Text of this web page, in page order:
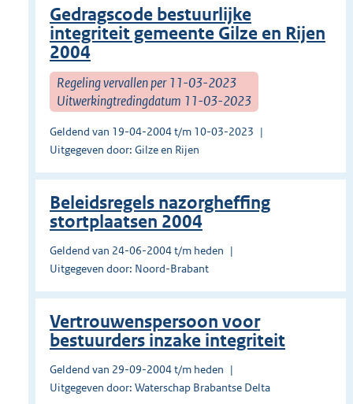
Gedragscode bestuurlijke
integriteit gemeente Gilze en Rijen
2004
Regeling vervallen per 11-03-2023
Uitwerkingtredingdatum 11-03-2023
Geldend van 19-04-2004 t/m 10-03-2023
Uitgegeven door: Gilze en Rijen
Beleidsregels nazorgheffing
stortplaatsen 2004
Geldend van 24-06-2004 t/m heden
Uitgegeven door: Noord-Brabant
Vertrouwenspersoon voor
bestuurders inzake integriteit
Geldend van 29-09-2004 t/m heden
Uitgegeven door: Waterschap Brabantse Delta